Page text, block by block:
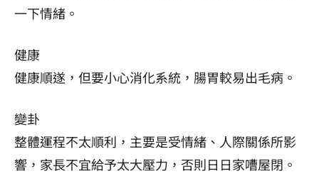
一下情緒。
健康
健康順遂，但要小心消化系統，腸胃較易出毛病。
變卦
整體運程不太順利，主要是受情緒、人際關係所影
響，家長不宜給予太大壓力，否則日日家嘈屋閉。